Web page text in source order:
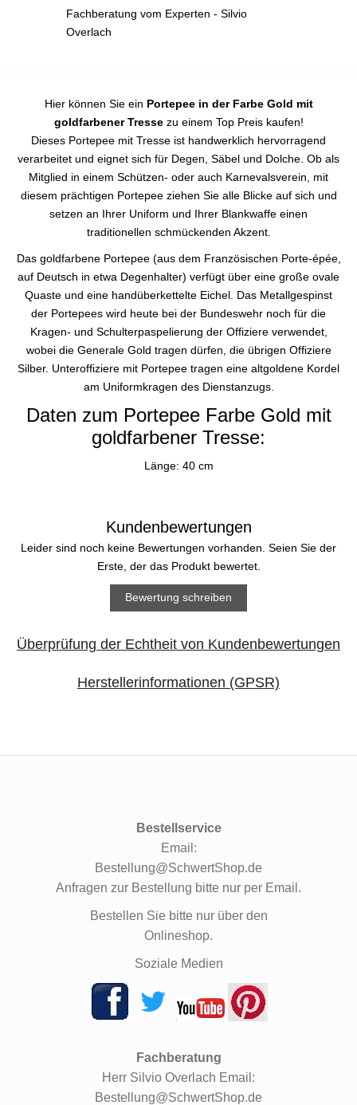
Fachberatung vom Experten - Silvio
Overlach
Hier können Sie ein Portepee in der Farbe Gold mit
goldfarbener Tressezu einem Top Preis kaufen!
Dieses Portepee mit Tresse ist handwerklich hervorragend
verarbeitet und eignet sich für Degen, Säbel und Dolche. Ob als
Mitglied in einem Schützen- oder auch Karnevalsverein, mit
diesem prächtigen Portepee ziehen Sie alle Blicke auf sich und
setzen an Ihrer Uniform und Ihrer Blankwaffe einen
traditionellen schmückenden Akzent.
Das goldfarbene Portepee (aus dem Französischen Porte-épée,
auf Deutsch in etwa Degenhalter) verfügt über eine große ovale
Quaste und eine handüberkettelte Eichel. Das Metallgespinst
der Portepees wird heute bei der Bundeswehr noch für die
Kragen- und Schulterpaspelierung der Offiziere verwendet,
wobei die Generale Gold tragen dürfen, die übrigen Offiziere
Silber. Unteroffiziere mit Portepee tragen eine altgoldene Kordel
am Uniformkragen des Dienstanzugs.
Daten zum Portepee Farbe Gold mit
goldfarbener Tresse:
Länge: 40 cm
Kundenbewertungen
Leider sind noch keine Bewertungen vorhanden. Seien Sie der
Erste, der das Produkt bewertet.
Bewertung schreiben
Überprüfung der Echtheit von Kundenbewertungen
Herstellerinformationen (GPSR)
Bestellservice
Email:
Bestellung@SchwertShop.de
Anfragen zur Bestellung bitte nur per Email.
Bestellen Sie bitte nur über den
Onlineshop.
Soziale Medien
Fachberatung
Herr Silvio Overlach Email:
Bestellung@SchwertShop.de